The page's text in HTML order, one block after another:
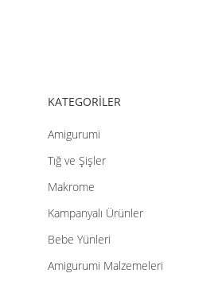
KATEGORİLER
Amigurumi
Tığ ve Şişler
Makrome
Kampanyalı Ürünler
Bebe Yünleri
Amigurumi Malzemeleri